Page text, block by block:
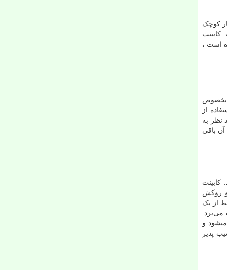
کوچک
کابینت
است ،
بخصوص
از
نظر به
باقی
کابینت
و روکش
از یک
می‌برد.
و
پذیر